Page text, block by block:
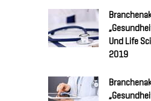
Und Life
2019